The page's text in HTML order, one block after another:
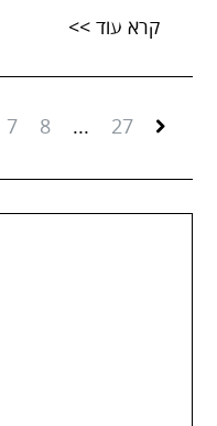
קרא עוד >>
7 8 ... 27